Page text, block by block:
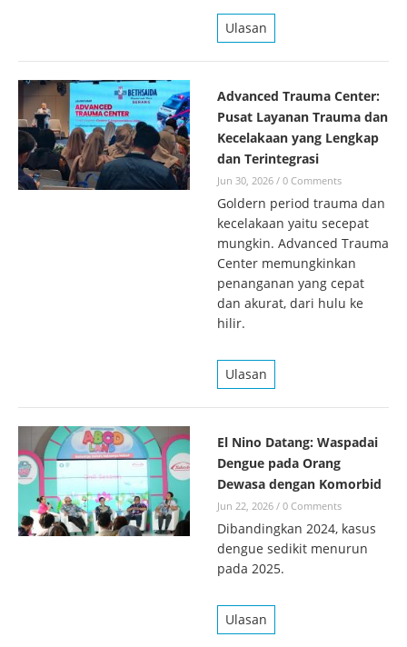
Ulasan
Advanced Trauma Center:
Pusat Layanan Trauma dan
Kecelakaan yang Lengkap
dan Terintegrasi
Jun 30, 2026 / 0 Comments
Goldern period trauma dan
kecelakaan yaitu secepat
mungkin. Advanced Trauma
Center memungkinkan
penanganan yang cepat
dan akurat, dari hulu ke
hilir.
Ulasan
El Nino Datang: Waspadai
Dengue pada Orang
Dewasa dengan Komorbid
Jun 22, 2026 / 0 Comments
Dibandingkan 2024, kasus
dengue sedikit menurun
pada 2025.
Ulasan